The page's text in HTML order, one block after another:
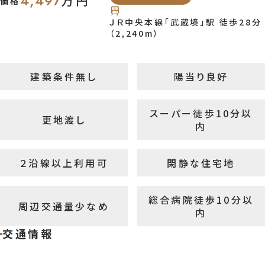
ＪＲ中央本線「武蔵境」駅 徒歩28分
（2,240m）
建築条件無し 陽当り良好
更地渡し
スーパー徒歩10分以
内
２沿線以上利用可 閑静な住宅地
周辺交通量少なめ
総合病院徒歩10分以
内
交通情報
【前面道路】 周辺は公園や緑を取り入れやすく、日常の中で気分転換や外
気にふれやすい、ほどよいゆとりを感じやすい環境です◎ ※2026年6月6
影
【前面道路】 敷地内に1台分の駐車スペースがあることで、車を身近に使い
※2026年6月6日撮影
【土地写真】 行き止まりに位置することで、住まいまわりに穏やかな空気